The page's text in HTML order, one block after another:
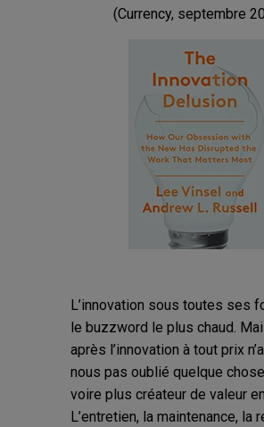
(Currency, septembre
L’innovation sous toutes ses
le buzzword le plus chaud.
après l’innovation à tout prix
nous pas oublié quelque chose
voire plus créateur de valeur
L’entretien, la maintenance, la